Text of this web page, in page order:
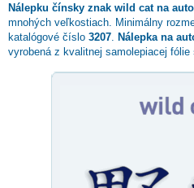
Nálepku čínsky znak wild catna auto
mnohých veľkostiach. Minimálny
katalógové číslo 3207 Nálepka na
vyrobená z kvalitnej samolepiacej fólie